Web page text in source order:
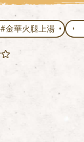
#金華火腿上湯